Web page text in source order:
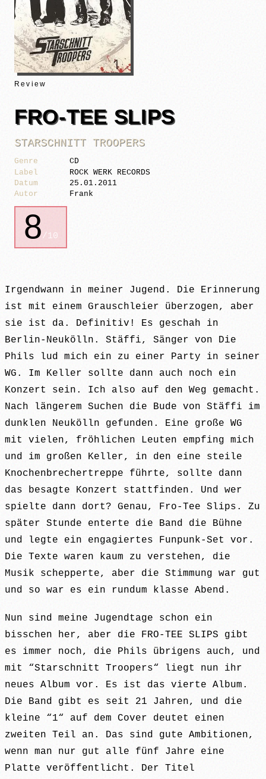
Review
FRO-TEE SLIPS
STARSCHNITT TROOPERS
Genre
CD
Label
ROCK WERK RECORDS
Datum
25.01.2011
Autor
Frank
8/10
Irgendwann in meiner Jugend. Die Erinnerung
ist mit einem Grauschleier überzogen, aber
sie ist da. Definitiv! Es geschah in
Berlin-Neukölln. Stäffi, Sänger von Die
Phils lud mich ein zu einer Party in seiner
WG. Im Keller sollte dann auch noch ein
Konzert sein. Ich also auf den Weg gemacht.
Nach längerem Suchen die Bude von Stäffi im
dunklen Neukölln gefunden. Eine große WG
mit vielen, fröhlichen Leuten empfing mich
und im großen Keller, in den eine steile
Knochenbrechertreppe führte, sollte dann
das besagte Konzert stattfinden. Und wer
spielte dann dort? Genau, Fro-Tee Slips. Zu
später Stunde enterte die Band die Bühne
und legte ein engagiertes Funpunk-Set vor.
Die Texte waren kaum zu verstehen, die
Musik schepperte, aber die Stimmung war gut
und so war es ein rundum klasse Abend.
Nun sind meine Jugendtage schon ein
bisschen her, aber die FRO-TEE SLIPS gibt
es immer noch, die Phils übrigens auch, und
mit “Starschnitt Troopers“ liegt nun ihr
neues Album vor. Es ist das vierte Album.
Die Band gibt es seit 21 Jahren, und die
kleine “1“ auf dem Cover deutet einen
zweiten Teil an. Das sind gute Ambitionen,
wenn man nur gut alle fünf Jahre eine
Platte veröffentlicht. Der Titel